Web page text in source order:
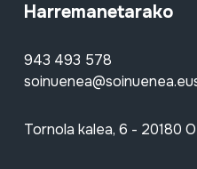
Harremanetarako
943 493 578
Tornola kalea, 6 - 20180